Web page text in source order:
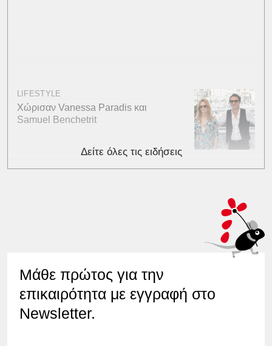
LIFESTYLE
Χώρισαν Vanessa Paradis και
Samuel Benchetrit
Δείτε όλες τις ειδήσεις
Μάθε πρώτος για την
επικαιρότητα με εγγραφή στο
Newsletter.